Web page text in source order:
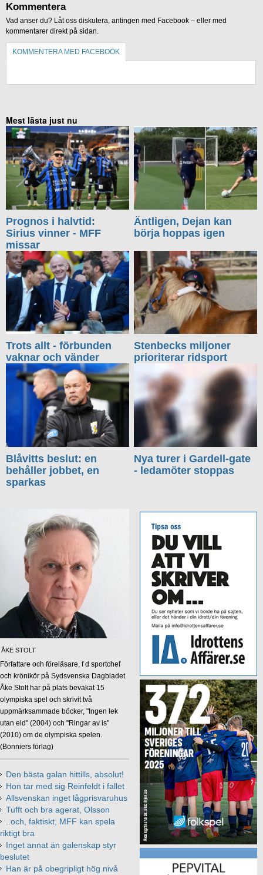
Kommentera
Vad anser du? Låt oss diskutera, antingen med Facebook – eller med
kommentarer direkt på sidan.
KOMMENTERA MED FACEBOOK
Mest lästa just nu
Prognos i halvtid:
Sirius vinner - MFF
missar
Äntligen, Dejan kan
börja hoppas igen
Trots allt - förbunden
vaknar och vänder
Stenbecks miljoner
prioriterar ridsport
Blåvitts beslut: en
behåller jobbet, en
sparkas
Nya turer i Gardell-gate
- ledamöter stoppas
ÅKE STOLT
Författare och föreläsare, f d sportchef
och krönikör på Sydsvenska Dagbladet.
Åke Stolt har på plats bevakat 15
olympiska spel och skrivit två
uppmärksammade böcker, "Ingen lek
utan eld" (2004) och "Ringar av is"
(2010) om de olympiska spelen.
(Bonniers förlag)
Den bästa galan hittills, absolut!
Hon tar med sig Reinfeldt i fallet
Allsvenskan inget lågprisvaruhus
Tufft och bra agerat, Olsson
..och, faktiskt, MFF kan spela
riktigt bra
Inget annat än galenskap styr
beslutet
Han är på obegripligt hög nivå